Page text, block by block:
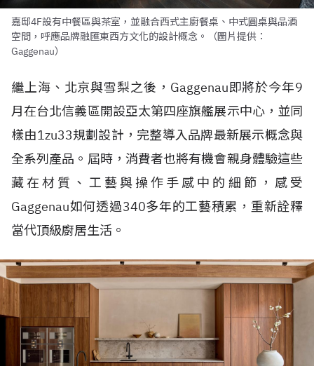
嘉邸4F設有中餐區與茶室，並融合西式主廚餐桌、中式圓桌與品酒
空間，呼應品牌融匯東西方文化的設計概念。（圖片提供：
Gaggenau）
繼上海、北京與雪梨之後，Gaggenau即將於今年9
月在台北信義區開設亞太第四座旗艦展示中心，並同
樣由1zu33規劃設計，完整導入品牌最新展示概念與
全系列產品。屆時，消費者也將有機會親身體驗這些
藏在材質、工藝與操作手感中的細節，感受
Gaggenau如何透過340多年的工藝積累，重新詮釋
當代頂級廚居生活。